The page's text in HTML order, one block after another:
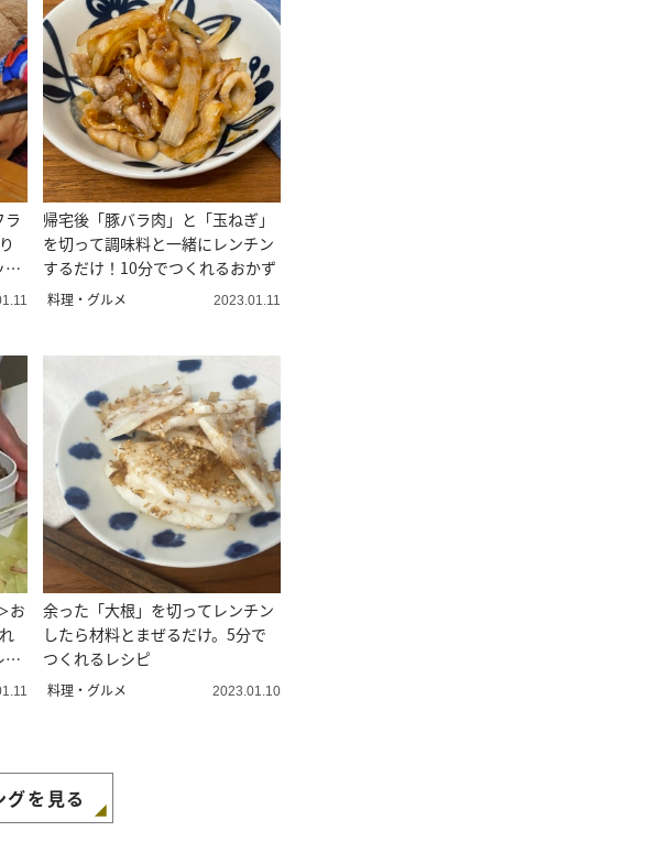
ラ
カ
帰宅後「豚バラ肉」と「玉ねぎ」
を切って調味料と一緒にレンチン
するだけ！10分でつくれるおかず
料理・グルメ 2023.01.11
お
シ
余った「大根」を切ってレンチン
したら材料とまぜるだけ。5分で
つくれるレシピ
料理・グルメ 2023.01.10
を見る